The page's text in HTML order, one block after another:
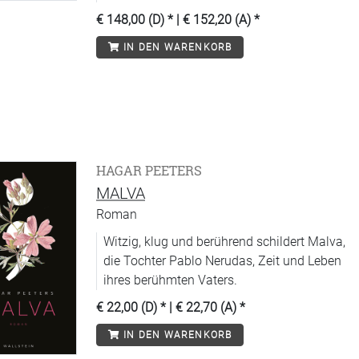
€ 148,00 (D) * | € 152,20 (A) *
IN DEN WARENKORB
HAGAR PEETERS
MALVA
Roman
Witzig, klug und berührend schildert Malva,
die Tochter Pablo Nerudas, Zeit und Leben
ihres berühmten Vaters.
€ 22,00 (D) * | € 22,70 (A) *
IN DEN WARENKORB